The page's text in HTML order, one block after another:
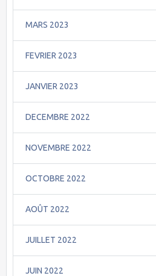
MARS 2023
FEVRIER 2023
JANVIER 2023
DECEMBRE 2022
NOVEMBRE 2022
OCTOBRE 2022
AOÛT 2022
JUILLET 2022
JUIN 2022